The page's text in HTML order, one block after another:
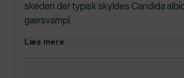
skeden der typisk skyldes Candida
gærsvamp).
lægens anvisning.
Læs mere